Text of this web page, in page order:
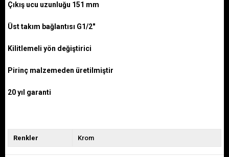
Çıkış ucu uzunluğu 151 mm
Üst takım bağlantısı G1/2"
Kilitlemeli yön değiştirici
Pirinç malzemeden üretilmiştir
20 yıl garanti
Renkler Krom